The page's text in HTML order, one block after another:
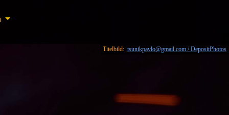
Titelbild: tsunikpavlo@gmail.com / DepositPhotos